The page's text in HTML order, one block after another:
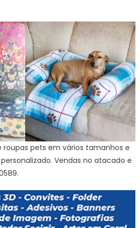
roupas pets em vários tamanhos e
Vendas no atacado e